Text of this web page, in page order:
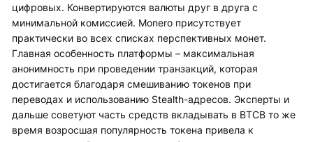
цифровых. Конвертируются валюты друг в друга с
минимальной комиссией. Monero присутствует
практически во всех списках перспективных монет.
Главная особенность платформы – максимальная
анонимность при проведении транзакций, которая
достигается благодаря смешиванию токенов при
переводах и использованию Stealth-адресов. Эксперты и
дальше советуют часть средств вкладывать в BTCВ то же
время возросшая популярность токена привела к